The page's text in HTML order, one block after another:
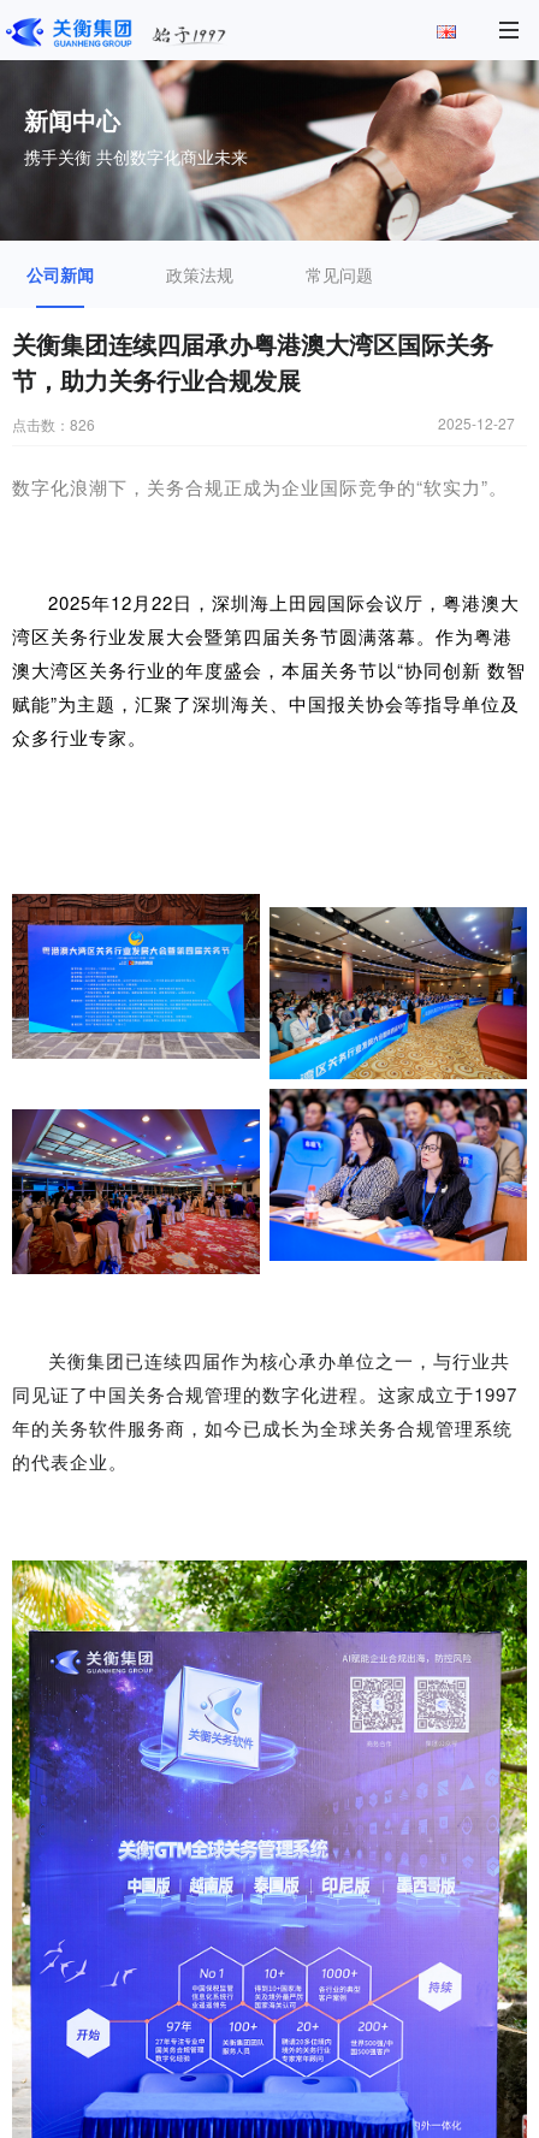
新闻中心
携手关衡 共创数字化商业未来
公司新闻 政策法规 常见问题
关衡集团连续四届承办粤港澳大湾区国际关务
节，助力关务行业合规发展
2025-12-27
点击数： 826
数字化浪潮下，关务合规正成为企业国际竞争的“软实力”。
2025年12月22日，深圳海上田园国际会议厅，粤港澳大
湾区关务行业发展大会暨第四届关务节圆满落幕。作为粤港
澳大湾区关务行业的年度盛会，本届关务节以“协同创新 数智
赋能”为主题，汇聚了深圳海关、中国报关协会等指导单位及
众多行业专家。
关衡集团已连续四届作为核心承办单位之一，与行业共
同见证了中国关务合规管理的数字化进程。这家成立于1997
年的关务软件服务商，如今已成长为全球关务合规管理系统
的代表企业。